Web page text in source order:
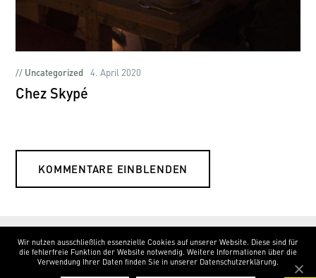
Uncategorized 4. April 2020
Chez Skypé
KOMMENTARE EINBLENDEN
DATENSCHUTZ IMPRESSUM
Wir nutzen ausschließlich essenzielle Cookies auf unserer Website. Diese sind für
die fehlerfreie Funktion der Website notwendig. Weitere Informationen über die
Verwendung Ihrer Daten finden Sie in unserer Datenschutzerklärung.